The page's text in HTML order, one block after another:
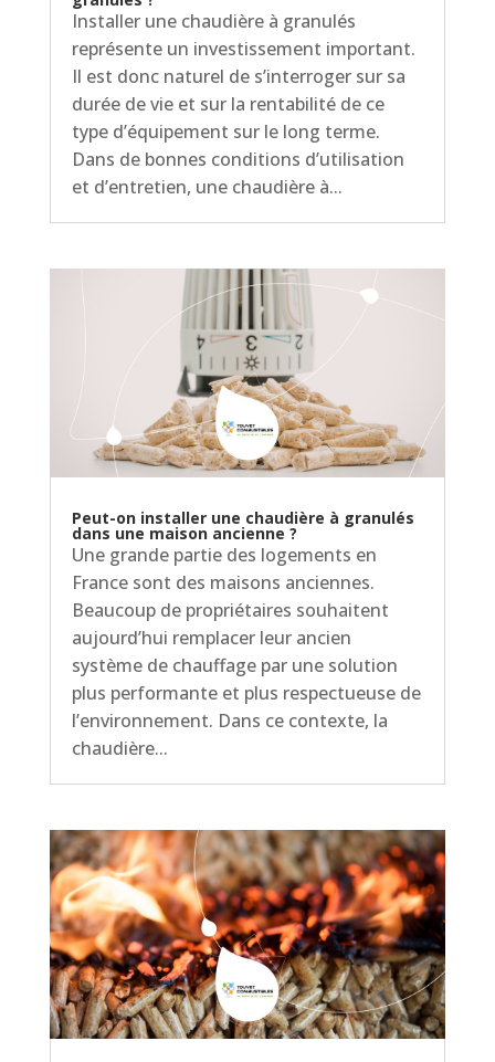
Installer une chaudière à granulés
représente un investissement important.
Il est donc naturel de s’interroger sur sa
durée de vie et sur la rentabilité de ce
type d’équipement sur le long terme.
Dans de bonnes conditions d’utilisation
et d’entretien, une chaudière à...
Peut-on installer une chaudière à granulés
dans une maison ancienne ?
Une grande partie des logements en
France sont des maisons anciennes.
Beaucoup de propriétaires souhaitent
aujourd’hui remplacer leur ancien
système de chauffage par une solution
plus performante et plus respectueuse de
l’environnement. Dans ce contexte, la
chaudière...